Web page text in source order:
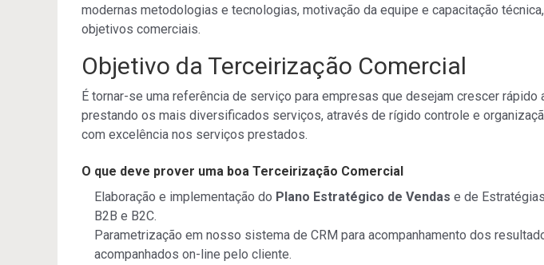
modernas metodologias e tecnologias, motivação da equipe e capacitação
objetivos comerciais.
Objetivo da Terceirização Comercial
É tornar-se uma referência de serviço para empresas que desejam crescer rápido
prestando os mais diversificados serviços, através de rígido controle e
com excelência nos serviços prestados.
O que deve prover uma boa Terceirização Comercial
Elaboração e implementação do Plano Estratégico de Vendas e de
B2B e B2C.
Parametrização em nosso sistema de CRM para acompanhamento dos
acompanhados on-line pelo cliente.